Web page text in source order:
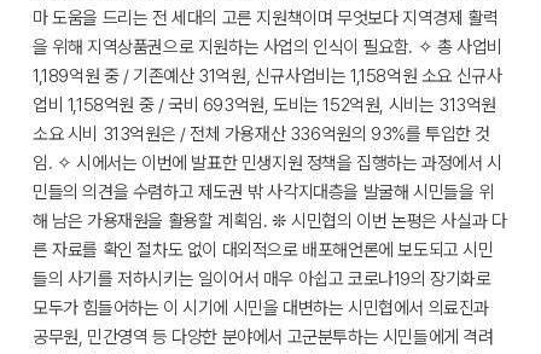
마 도움을 드리는 전 세대의 고른 지원책이며 무엇보다 지역경제 활력
을 위해 지역상품권으로 지원하는 사업의 인식이 필요함. ✧ 총 사업비
1,189억원 중 / 기존예산 31억원, 신규사업비는 1,158억원 소요 신규사
업비 1,158억원 중 / 국비 693억원, 도비는 152억원, 시비는 313억원
소요 시비 313억원은 / 전체 가용재산 336억원의 93%를 투입한 것
임. ✧ 시에서는 이번에 발표한 민생지원 정책을 집행하는 과정에서 시
민들의 의견을 수렴하고 제도권 밖 사각지대층을 발굴해 시민들을 위
해 남은 가용재원을 활용할 계획임. ❊ 시민협의 이번 논평은 사실과 다
른 자료를 확인 절차도 없이 대외적으로 배포해언론에 보도되고 시민
들의 사기를 저하시키는 일이어서 매우 아쉽고 코로나19의 장기화로
모두가 힘들어하는 이 시기에 시민을 대변하는 시민협에서 의료진과
공무원, 민간영역 등 다양한 분야에서 고군분투하는 시민들에게 격려